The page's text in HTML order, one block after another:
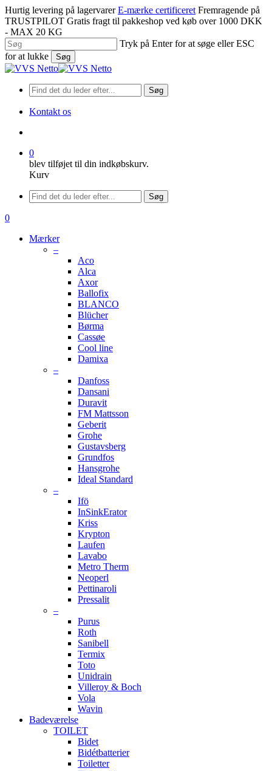
Spring
til
hovedindhold
Hurtig levering på lagervarer E-mærke certificeret Fremragende på
TRUSTPILOT Gratis fragt til pakkeshop ved køb over 1000 DKK
- MAX 20 KG
Tryk på Enter for at søge eller ESC
for at lukke
Søg
Luk
Søg
Kontakt os
0
blev tilføjet til din indkøbskurv.
Kurv
Menu
Søg
søge
0
Mærker
–
Aco
Alca
Axor
Ballofix
BLANCO
Blücher
Børma
Cassøe
Cool line
Damixa
–
Danfoss
Dansani
Duravit
FM Mattsson
Geberit
Grohe
Gustavsberg
Grundfos
Hansgrohe
Ideal Standard
–
Ifö
InSinkErator
Kriss
Krypton
Laufen
Lavabo
Metro Therm
Neoperl
Pettinaroli
Pressalit
–
Purus
Roth
Sanibell
Termix
Toto
Unidrain
Villeroy & Boch
Vola
Wavin
Badeværelse
TOILET
Bidet
Bidétbatterier
Toiletter